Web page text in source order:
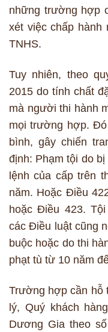
những trường hợp
xét việc chấp hành
TNHS.
Tuy nhiên, theo
2015 do tính chất
mà người thi hành
mọi trường hợp.
bình, gây chiến
định: Phạm tội do
lệnh của cấp trên
năm. Hoặc Điều
hoặc Điều 423.
các Điều luật cũng
buộc hoặc do thi
phạt tù từ 10 năm
Trường hợp cần hỗ
lý, Quý khách
Dương Gia theo